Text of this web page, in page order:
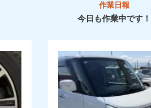
作業日報
今日も作業中です！